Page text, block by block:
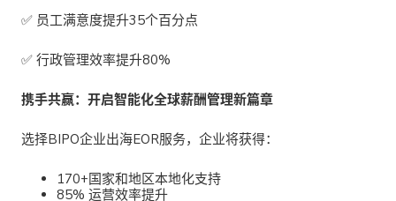
✅ 员工满意度提升35个百分点
✅ 行政管理效率提升80%
携手共赢：开启智能化全球薪酬管理新篇章
选择BIPO企业出海EOR服务，企业将获得：
170+国家和地区本地化支持
85% 运营效率提升